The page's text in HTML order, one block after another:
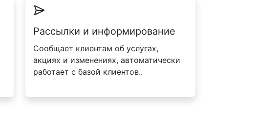
Рассылки и информирование
Сообщает клиентам об услугах,
акциях и изменениях, автоматически
работает с базой клиентов..